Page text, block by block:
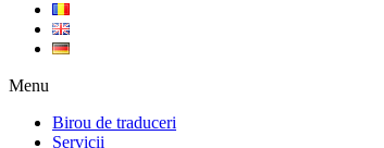
Menu
Birou de traduceri
Servicii